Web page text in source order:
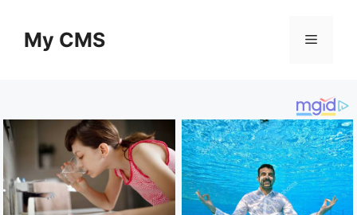
contentMy CMS Menu